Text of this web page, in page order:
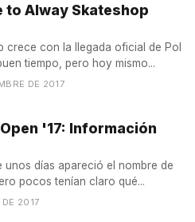
to Alway Skateshop
crece con la llegada oficial de Pol
tiempo, pero hoy mismo...
DE 2017
'17: Información
unos días apareció el nombre de
pocos tenían claro qué...
2017